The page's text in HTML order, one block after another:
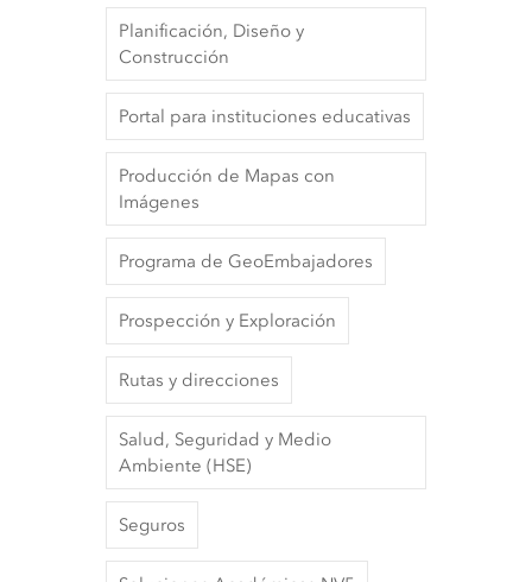
Planificación, Diseño y
Construcción
Portal para instituciones educativas
Producción de Mapas con
Imágenes
Programa de GeoEmbajadores
Prospección y Exploración
Rutas y direcciones
Salud, Seguridad y Medio
Ambiente (HSE)
Seguros